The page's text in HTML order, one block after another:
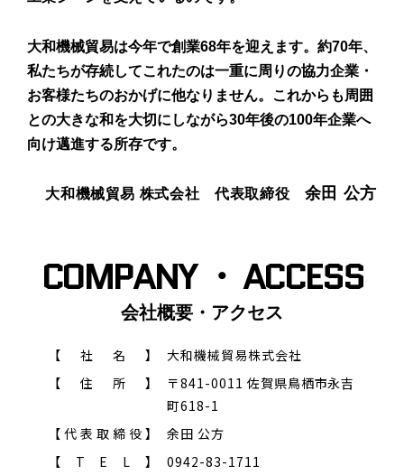
大和機械貿易は今年で創業68年を迎えます。約70年、
私たちが存続してこれたのは一重に周りの協力企業・
お客様たちのおかげに他なりません。これからも周囲
との大きな和を大切にしながら30年後の100年企業へ
向け邁進する所存です。
大和機械貿易 株式会社 代表取締役 余田 公方
COMPANY ・ ACCESS
会社概要・アクセス
【 社 名 】
大和機械貿易株式会社
【
住 所 】 〒841-0011 佐賀県鳥栖市永吉
町618-1
【 代 表 取 締 役 】
余田 公方
【
T E L 】
0942-83-1711